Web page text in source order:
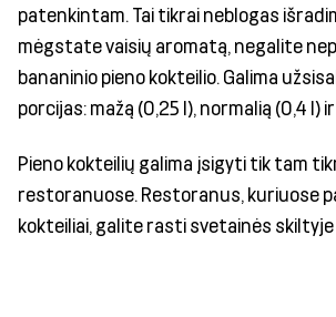
patenkintam. Tai tikrai neblogas
mėgstate vaisių aromatą, negalite
bananinio pieno kokteilio. Galima
porcijas: mažą (0,25 l), normalią (0,4 l)
Pieno kokteilių galima įsigyti tik tam
restoranuose. Restoranus, kuriuose
kokteiliai, galite rasti svetainės skiltyje